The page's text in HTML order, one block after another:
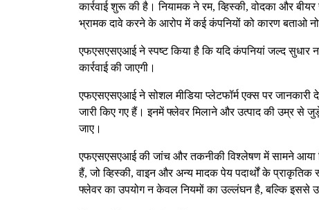
कार्रवाई शुरू की है। नियामक ने रम, व्हिस्की, वोदका और
भ्रामक दावे करने के आरोप में कई कंपनियों को कारण बताओ
एफएसएसएआई ने स्पष्ट किया है कि यदि कंपनियां जल्द
कार्रवाई की जाएगी।
एफएसएसएआई ने सोशल मीडिया प्लेटफॉर्म एक्स पर जानकारी
जारी किए गए हैं। इनमें फ्लेवर मिलाने और उत्पाद की उम्र से
जाए।
एफएसएसएआई की जांच और तकनीकी विश्लेषण में सामने आया
हैं, जो व्हिस्की, वाइन और अन्य मादक पेय पदार्थों के
फ्लेवर का उपयोग न केवल नियमों का उल्लंघन है, बल्कि इससे